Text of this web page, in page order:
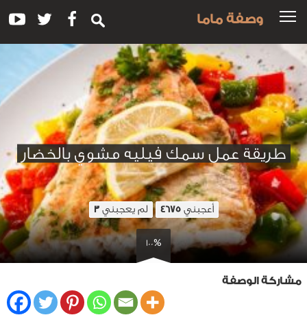
وصفة ماما
طريقة عمل سمك فيليه مشوي بالخضار
أعجبني4675 لم يعجبني3
100%
مشاركة الوصفة